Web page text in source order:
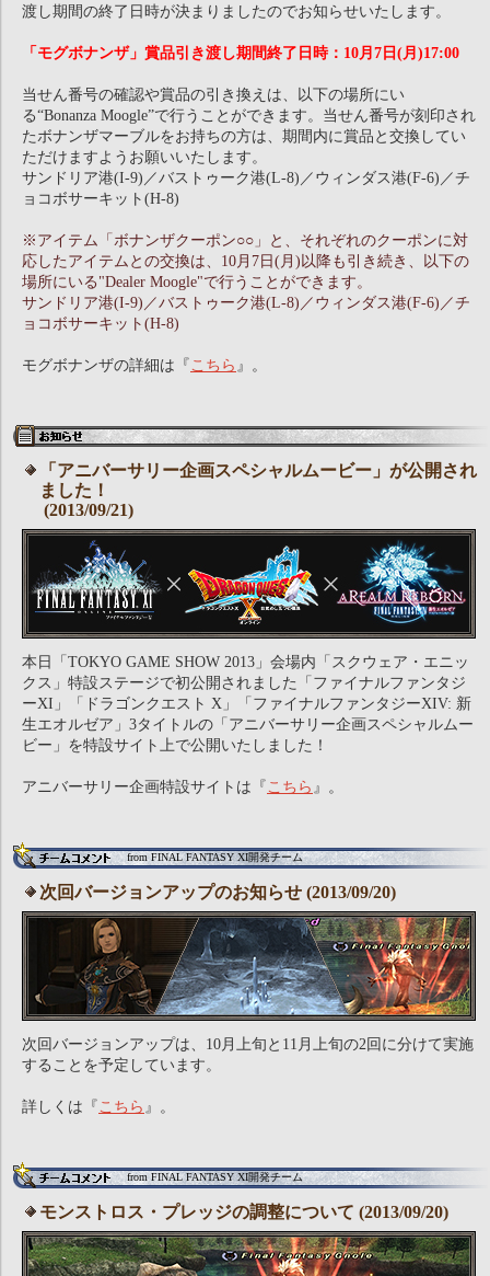
渡し期間の終了日時が決まりましたのでお知らせいたします。
「モグボナンザ」賞品引き渡し期間終了日時：10月7日(月)17:00
当せん番号の確認や賞品の引き換えは、以下の場所にい
る“Bonanza Moogle”で行うことができます。当せん番号が刻印され
たボナンザマーブルをお持ちの方は、期間内に賞品と交換してい
ただけますようお願いいたします。
サンドリア港(I-9)／バストゥーク港(L-8)／ウィンダス港(F-6)／チ
ョコボサーキット(H-8)
※アイテム「ボナンザクーポン○○」と、それぞれのクーポンに対
応したアイテムとの交換は、10月7日(月)以降も引き続き、以下の
場所にいる"Dealer Moogle"で行うことができます。
サンドリア港(I-9)／バストゥーク港(L-8)／ウィンダス港(F-6)／チ
ョコボサーキット(H-8)
モグボナンザの詳細は『 こちら 』。
「アニバーサリー企画スペシャルムービー」が公開され
ました！
(2013/09/21)
本日「TOKYO GAME SHOW 2013」会場内「スクウェア・エニッ
クス」特設ステージで初公開されました「ファイナルファンタジ
ーXI」「ドラゴンクエスト X」「ファイナルファンタジーXIV: 新
生エオルゼア」3タイトルの「アニバーサリー企画スペシャルムー
ビー」を特設サイト上で公開いたしました！
アニバーサリー企画特設サイトは『 こちら 』。
from FINAL FANTASY XI開発チーム
次回バージョンアップのお知らせ (2013/09/20)
次回バージョンアップは、10月上旬と11月上旬の2回に分けて実施
することを予定しています。
詳しくは『 こちら 』。
from FINAL FANTASY XI開発チーム
モンストロス・プレッジの調整について (2013/09/20)